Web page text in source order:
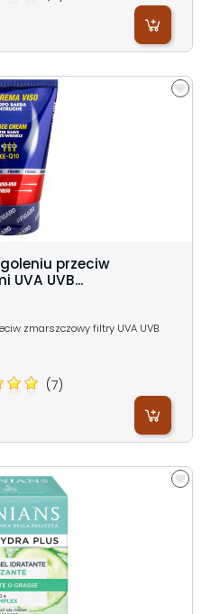
goleniu przeciw
UVB...
zmarszczowy filtry UVA UVB.
(7)